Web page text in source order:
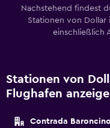
Nachstehend findest
Stationen von Dollar
einschließlich
Stationen von
Flughafen
Contrada Baroncino